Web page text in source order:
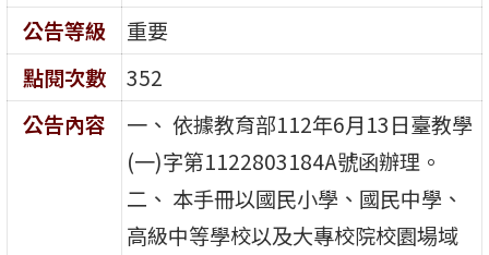
公告等級
重要
點閱次數
352
公告內容
一、 依據教育部112年6月13日臺教學
(一)字第1122803184A號函辦理。
二、 本手冊以國民小學、國民中學、
高級中等學校以及大專校院校園場域